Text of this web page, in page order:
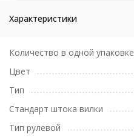
Характеристики
Количество в одной упаковке
Цвет
Тип
Стандарт штока вилки
Тип рулевой